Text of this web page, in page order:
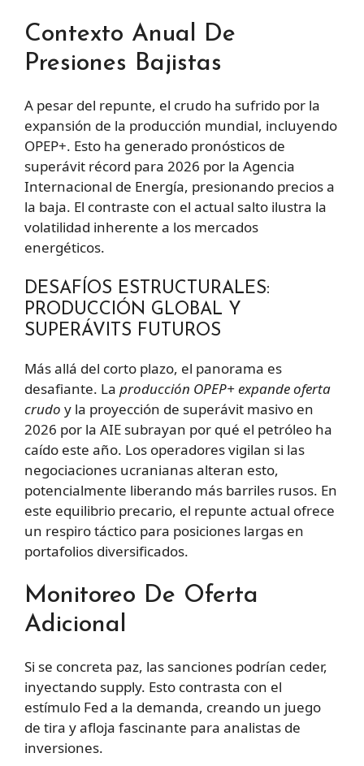
Contexto Anual De
Presiones Bajistas
A pesar del repunte, el crudo ha sufrido por la
expansión de la producción mundial, incluyendo
OPEP+. Esto ha generado pronósticos de
superávit récord para 2026 por la Agencia
Internacional de Energía, presionando precios a
la baja. El contraste con el actual salto ilustra la
volatilidad inherente a los mercados
energéticos.
DESAFÍOS ESTRUCTURALES:
PRODUCCIÓN GLOBAL Y
SUPERÁVITS FUTUROS
Más allá del corto plazo, el panorama es
desafiante. La producción OPEP+ expande oferta
crudo y la proyección de superávit masivo en
2026 por la AIE subrayan por qué el petróleo ha
caído este año. Los operadores vigilan si las
negociaciones ucranianas alteran esto,
potencialmente liberando más barriles rusos. En
este equilibrio precario, el repunte actual ofrece
un respiro táctico para posiciones largas en
portafolios diversificados.
Monitoreo De Oferta
Adicional
Si se concreta paz, las sanciones podrían ceder,
inyectando supply. Esto contrasta con el
estímulo Fed a la demanda, creando un juego
de tira y afloja fascinante para analistas de
inversiones.